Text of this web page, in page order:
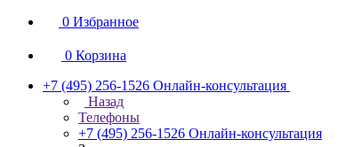
0 Избранное
0 Корзина
+7 (495) 256-1526 Онлайн-консультация
Назад
Телефоны
+7 (495) 256-1526 Онлайн-консультация